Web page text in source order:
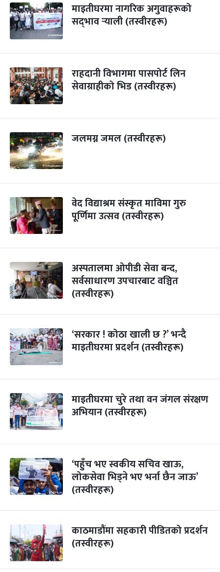
माइतीघरमा नागरिक अगुवाहरूको
सद्‌भाव र्‍याली (तस्वीरहरू)
राहदानी विभागमा पासपोर्ट लिन
सेवाग्राहीको भिड (तस्वीरहरू)
जलमग्न जमल (तस्वीरहरू)
वेद विद्याश्रम संस्कृत माविमा गुरु
पूर्णिमा उत्सव (तस्वीरहरू)
अस्पतालमा ओपीडी सेवा बन्द,
सर्वसाधारण उपचारबाट वञ्चित
(तस्वीरहरू)
‘सरकार ! कोठा खाली छ ?’ भन्दै
माइतीघरमा प्रदर्शन (तस्वीरहरू)
माइतीघरमा चुरे तथा वन जंगल संरक्षण
अभियान (तस्वीरहरू)
‘पहुँच भए स्वकीय सचिव खाऊ,
लोकसेवा भिड्ने भए भर्ना छैन जाऊ’
(तस्वीरहरू)
काठमाडौंमा सहकारी पीडितको प्रदर्शन
(तस्वीरहरू)